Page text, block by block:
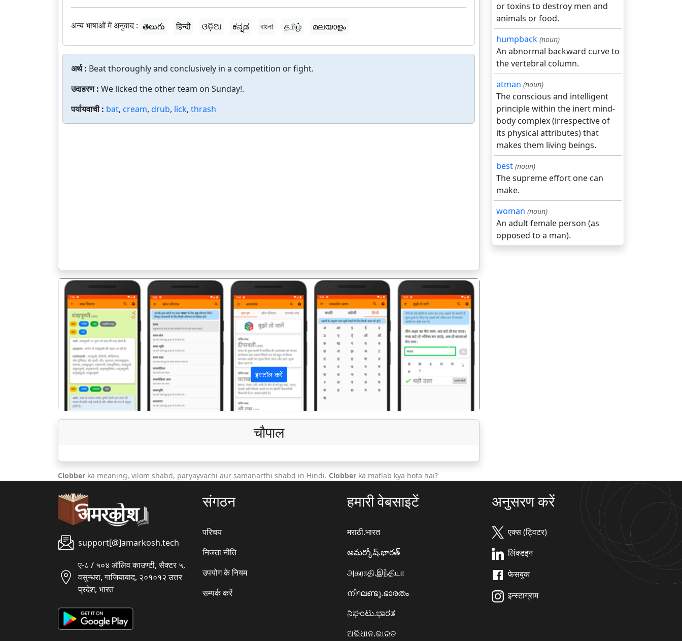
अन्य भाषाओं में अनुवाद : తెలుగు हिन्दी ଓଡ଼ିଆ ಕನ್ನಡ বাংলা தமிழ் മലയാളം
अर्थ : Beat thoroughly and conclusively in a competition or fight.
उदाहरण : We licked the other team on Sunday!.
पर्यायवाची : bat, cream, drub, lick, thrash
इंस्टॉल करें
पिछला अगला
चौपाल
or toxins to destroy men and
animals or food.
humpback (noun)
An abnormal backward curve to
the vertebral column.
atman (noun)
The conscious and intelligent
principle within the inert mind-
body complex (irrespective of
its physical attributes) that
makes them living beings.
best (noun)
The supreme effort one can
make.
woman (noun)
An adult female person (as
opposed to a man).
Clobber ka meaning, vilom shabd, paryayvachi aur samanarthi shabd in Hindi. Clobber ka matlab kya hota hai?
support[@]amarkosh.tech
ए-८ / ५०४ ऑलिव काउण्टी, सैक्टर ५,
वसुन्धरा, गाजियाबाद, २०१०१२ उत्तर
प्रदेश, भारत
संगठन
परिचय
निजता नीति
उपयोग के नियम
सम्पर्क करें
हमारी वेबसाइटें
मराठी.भारत
అమర్కోష్.భారత్
அகராதி.இந்தியா
നിഘണ്ടു.ഭാരതം
ನಿಘಂಟು.ಭಾರತ
ଅଭିଧାନ.ଭାରତ
अनुसरण करें
एक्स (ट्विटर)
लिंक्डइन
फेसबुक
इन्स्टाग्राम